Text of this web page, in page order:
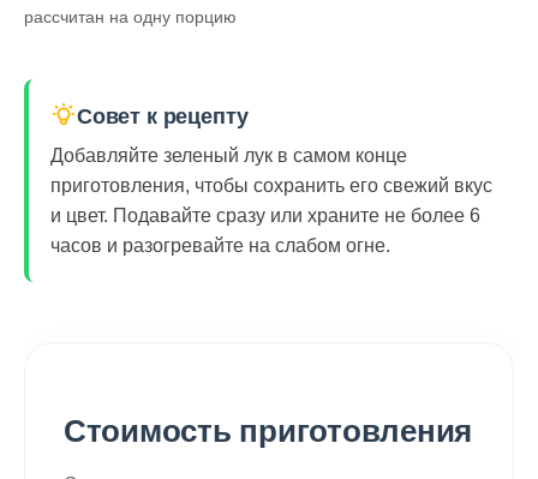
рассчитан на одну порцию
Совет к рецепту
Добавляйте зеленый лук в самом конце
приготовления, чтобы сохранить его свежий вкус
и цвет. Подавайте сразу или храните не более 6
часов и разогревайте на слабом огне.
Стоимость приготовления